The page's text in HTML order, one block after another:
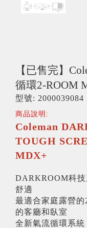
【已售完】
循環2-ROOM
型號: 2000039084
商品說明:
Coleman
TOUGH
MDX+
DARKROOM科
舒適
最適合家庭露營
的客廳和臥室
全新氣流循環系